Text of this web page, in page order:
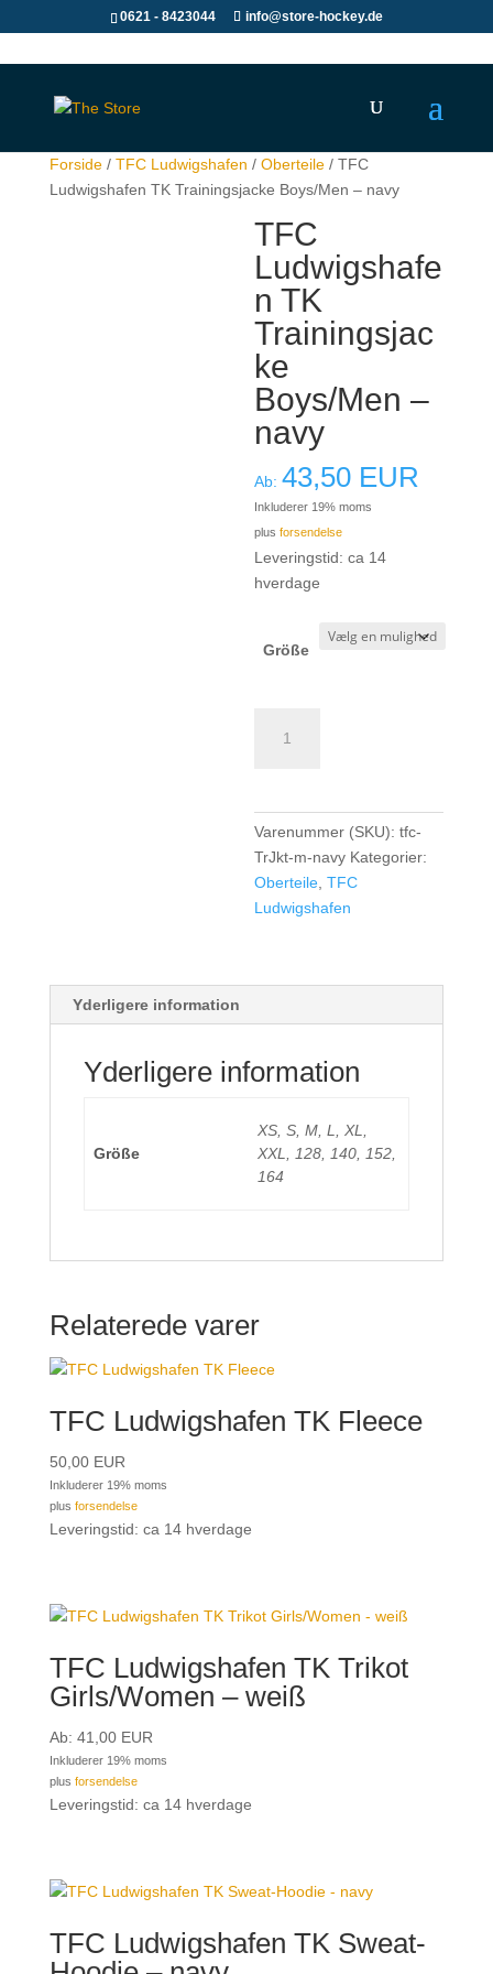
0621 - 8423044 info@store-hockey.de
Forside/ TFC Ludwigshafen / Oberteile/ TFC
Ludwigshafen TK Trainingsjacke Boys/Men – navy
TFC
Ludwigshafe
n TK
Trainingsjac
ke
Boys/Men –
navy
Ab:43,50 EUR
Inkluderer 19% moms
plusforsendelse
Leveringstid: ca 14
hverdage
Größe
Ludwigshafen
Varenummer (SKU):tfc-
TrJkt-m-navy Kategorier:
Oberteile ,TFC
Ludwigshafen
Yderligere information
Yderligere information
Größe
XS, S, M, L, XL,
XXL, 128, 140, 152,
164
Relaterede varer
TFC Ludwigshafen TK Fleece
50,00EUR
Inkluderer 19% moms
plus forsendelse
Leveringstid: ca 14 hverdage
TFC Ludwigshafen TK Trikot
Girls/Women – weiß
Ab: 41,00EUR
Inkluderer 19% moms
plus forsendelse
Leveringstid: ca 14 hverdage
TFC Ludwigshafen TK Sweat-